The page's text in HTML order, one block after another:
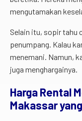
mengutamakan
Selain itu, sopir tahu
penumpang. Kalau
menemani. Namun,
juga menghargainya.
Harga Rental
Makassar